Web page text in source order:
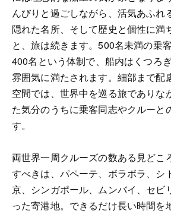
んびりと過ごしながら、活気あふれ
隠れた名所、そして歴史と個性に満
と、旅は続きます。500名未満の乗
400名という体制で、船内はくつろ
雰囲気に満たされます。細部まで配
空間では、世界中を巡る旅でありな
た気分のうちに乗客同志やクルーと
す。
両世界一周クルーズの数ある見どこ
すべきは、パペーテ、ボラボラ、シ
京、シンガポール、ムンバイ、セビ
った寄港地。できるだけ長い時間を